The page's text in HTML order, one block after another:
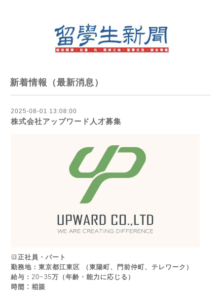
新着情報（最新消息）
2025-08-01 13:08:00
株式会社アップワード人才募集
🔳正社員・パート
勤務地：東京都江東区
（東陽町、門前仲町、テレワーク）
給与： 20~35万（年齢・能力に応じる）
時間：相談